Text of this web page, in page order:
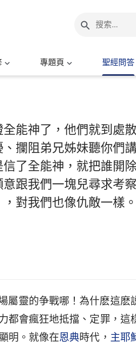
專題頁 聖經問答
能神了，他們就到處
攔阻弟兄姊妹聽你們
了全能神，就把誰開
跟我們一塊兒尋求考
對我們也像仇敵一樣
屬靈的争戰哪！為什麽這麽
都會瘋狂地抵擋、定罪，這
明。就像在恩典時代， 主耶